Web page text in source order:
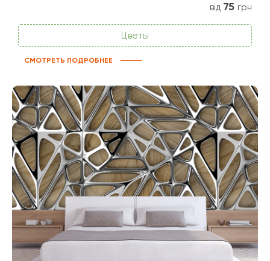
від 75 грн
Цветы
СМОТРЕТЬ ПОДРОБНЕЕ